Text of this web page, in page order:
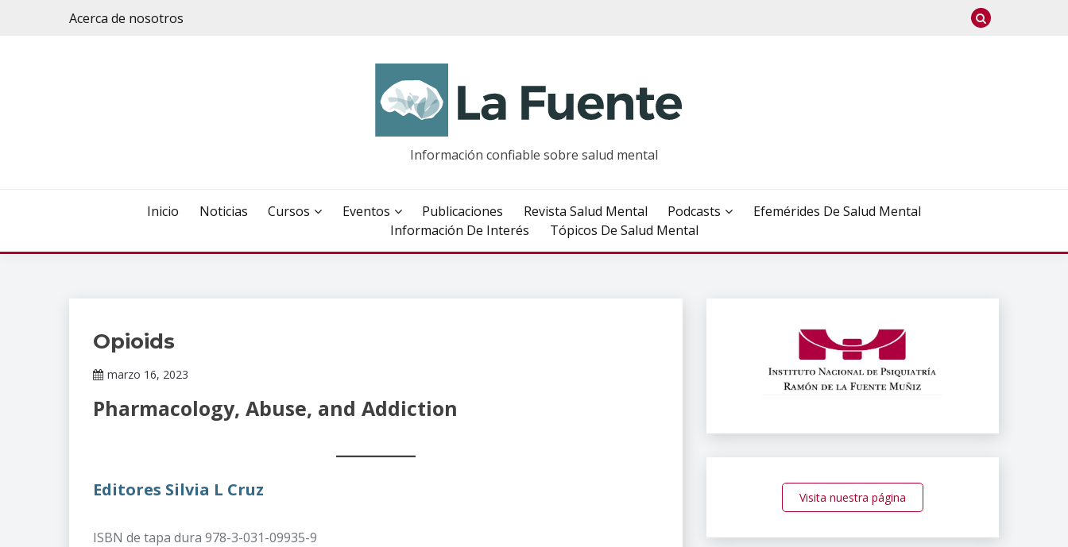
Acerca de nosotros
Información confiable sobre salud mental
Inicio Noticias Cursos Eventos Publicaciones Revista Salud Mental Podcasts
Efemérides De Salud Mental
Información De Interés
Tópicos De Salud Mental
Publicaciones
Opioids
marzo 16, 2023
Gallardo
Pharmacology, Abuse, and Addiction
Editores Silvia L Cruz
ISBN de tapa dura 978-3-031-09935-9
Visita nuestra página